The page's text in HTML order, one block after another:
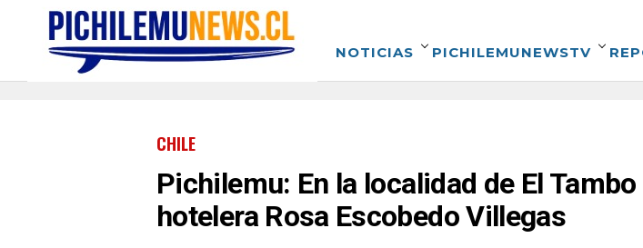
NOTICIAS PICHILEMUNEWSTV
CHILE
Pichilemu: En la localidad de El
hotelera Rosa Escobedo Villegas